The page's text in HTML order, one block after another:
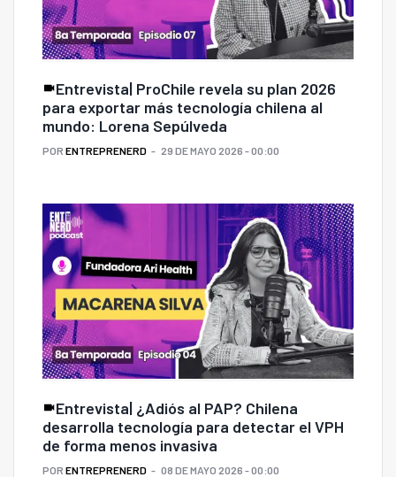
Entrevista| ProChile revela su plan 2026
para exportar más tecnología chilena al
mundo: Lorena Sepúlveda
POR ENTREPRENERD 29 DE MAYO 2026 - 00:00
Entrevista| ¿Adiós al PAP? Chilena
desarrolla tecnología para detectar el VPH
de forma menos invasiva
POR ENTREPRENERD 08 DE MAYO 2026 - 00:00